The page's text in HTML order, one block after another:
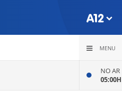
MENU
NO AR